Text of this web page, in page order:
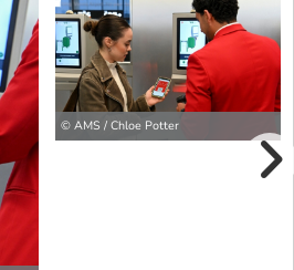
© AMS / Chloe Potter